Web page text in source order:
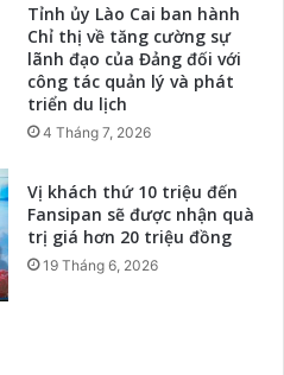
Tỉnh ủy Lào Cai ban hành
Chỉ thị về tăng cường sự
lãnh đạo của Đảng đối với
công tác quản lý và phát
triển du lịch
4 Tháng 7, 2026
Vị khách thứ 10 triệu đến
Fansipan sẽ được nhận quà
trị giá hơn 20 triệu đồng
19 Tháng 6, 2026